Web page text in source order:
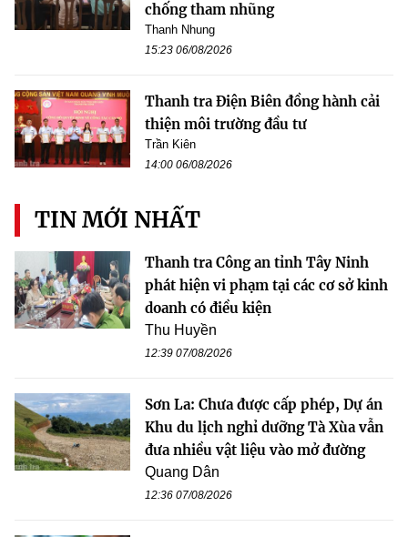
chống tham nhũng
Thanh Nhung
15:23 06/08/2026
Thanh tra Điện Biên đồng hành cải
thiện môi trường đầu tư
Trần Kiên
14:00 06/08/2026
TIN MỚI NHẤT
Thanh tra Công an tỉnh Tây Ninh
phát hiện vi phạm tại các cơ sở kinh
doanh có điều kiện
Thu Huyền
12:39 07/08/2026
Sơn La: Chưa được cấp phép, Dự án
Khu du lịch nghỉ dưỡng Tà Xùa vẫn
đưa nhiều vật liệu vào mở đường
Quang Dân
12:36 07/08/2026